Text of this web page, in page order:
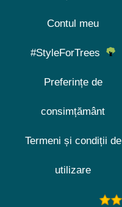
Contul meu
#StyleForTrees
Preferințe de
consimțământ
Termeni și condiții de
utilizare